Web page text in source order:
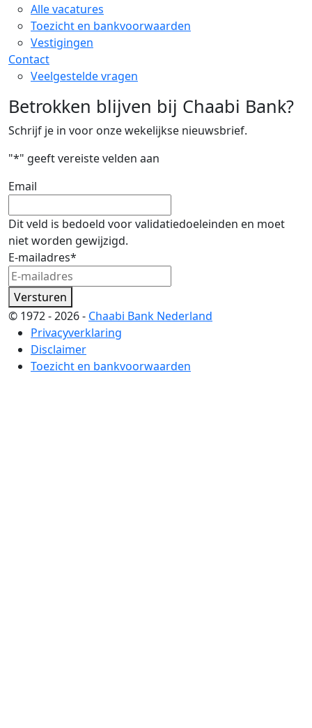
Alle vacatures
Toezicht en bankvoorwaarden
Vestigingen
Contact
Veelgestelde vragen
Betrokken blijven bij Chaabi Bank?
Schrijf je in voor onze wekelijkse nieuwsbrief.
"*" geeft vereiste velden aan
Email
Dit veld is bedoeld voor validatiedoeleinden en moet
niet worden gewijzigd.
E-mailadres*
Versturen
© 1972 - 2026 - Chaabi Bank Nederland
Privacyverklaring
Disclaimer
Toezicht en bankvoorwaarden